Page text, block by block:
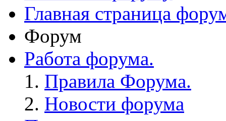
Главная страница
Форум
Работа форума.
Правила Форума.
Новости форума